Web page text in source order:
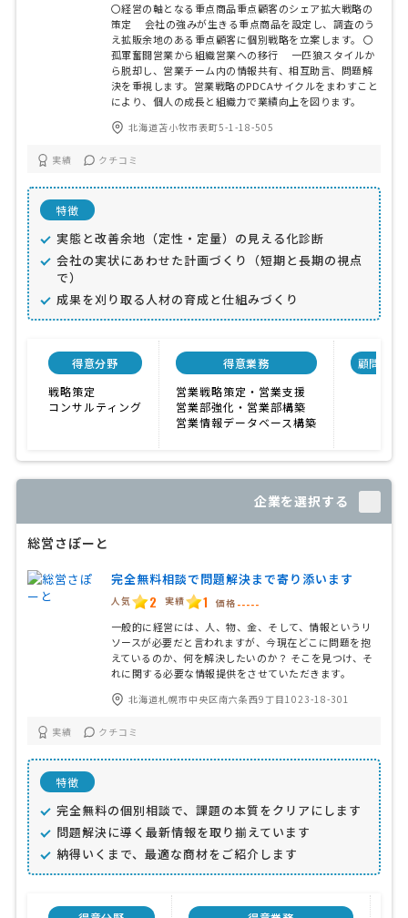
〇経営の軸となる重点商品重点顧客のシェア拡大戦略の
策定 会社の強みが生きる重点商品を設定し、調査のう
え拡販余地のある重点顧客に個別戦略を立案します。 〇
孤軍奮闘営業から組織営業への移行 一匹狼スタイルか
ら脱却し、営業チーム内の情報共有、相互助言、問題解
決を重視します。営業戦略のPDCAサイクルをまわすこと
により、個人の成長と組織力で業績向上を図ります。
北海道苫小牧市表町5-1-18-505
実績 クチコミ
特徴
実態と改善余地（定性・定量）の見える化診断
会社の実状にあわせた計画づくり（短期と長期の視点
で）
成果を刈り取る人材の育成と仕組みづくり
得意分野
戦略策定
コンサルティング
得意業務
営業戦略策定・営業支援
営業部強化・営業部構築
営業情報データベース構築
顧問料
企業を選択する
総営さぽーと
完全無料相談で問題解決まで寄り添います
人気 2 実績 1 価格 -----
一般的に経営には、人、物、金、そして、情報というリ
ソースが必要だと言われますが、今現在どこに問題を抱
えているのか、何を解決したいのか？ そこを見つけ、そ
れに関する必要な情報提供をさせていただきます。
北海道札幌市中央区南六条西9丁目1023-18-301
実績 クチコミ
特徴
完全無料の個別相談で、課題の本質をクリアにします
問題解決に導く最新情報を取り揃えています
納得いくまで、最適な商材をご紹介します